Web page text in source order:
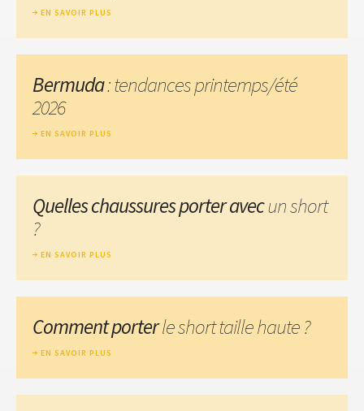
EN SAVOIR PLUS
Bermuda: tendances printemps/été
2026
EN SAVOIR PLUS
Quelles chaussures porter avecun short
?
EN SAVOIR PLUS
Comment porterle short taille haute ?
EN SAVOIR PLUS